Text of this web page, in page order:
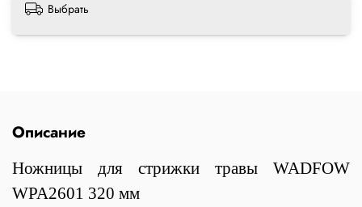
Выбрать
Описание
Ножницы для стрижки травы WADFOW
WPA2601 320 мм